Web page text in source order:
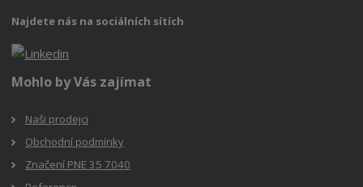
Najdete nás na sociálních sítích
Mohlo by Vás zajímat
Naši prodejci
Obchodní podmínky
Značení PNE 35 7040